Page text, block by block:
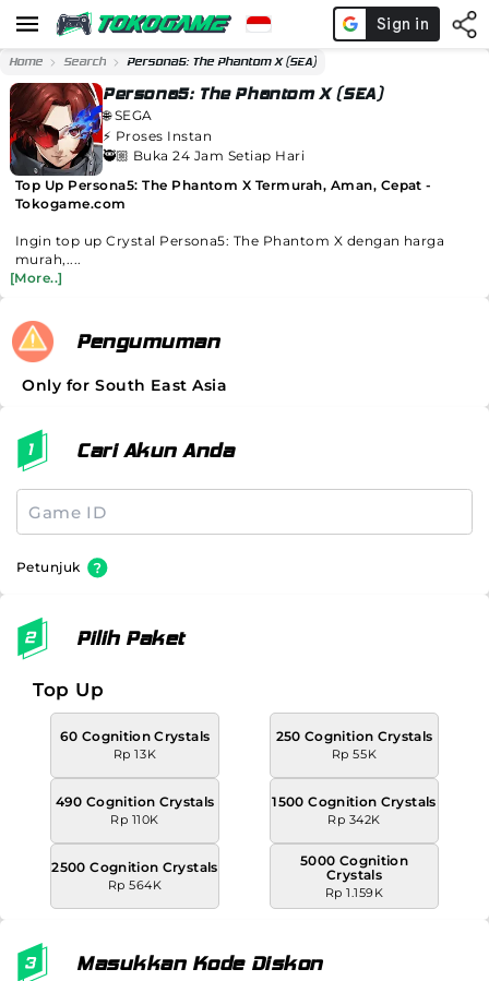
Home Search Persona5: The Phantom X (SEA)
Persona5: The Phantom X (SEA)
🌐SEGA
⚡️ Proses Instan
🥷🏼 Buka 24 Jam Setiap Hari
Top Up Persona5: The Phantom X Termurah, Aman, Cepat -
Tokogame.com
Ingin top up Crystal Persona5: The Phantom X dengan harga
murah,....
[More..]
Pengumuman
Only for South East Asia
Cari Akun Anda
Petunjuk
Pilih Paket
Top Up
60 Cognition Crystals
Rp 13K
250 Cognition Crystals
Rp 55K
490 Cognition Crystals
Rp 110K
1500 Cognition Crystals
Rp 342K
2500 Cognition Crystals
Rp 564K
5000 Cognition
Crystals
Rp 1.159K
Masukkan Kode Diskon